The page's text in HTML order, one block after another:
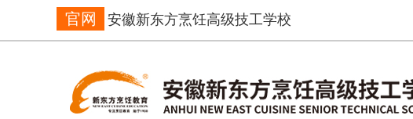
官网 安徽新东方烹饪高级技工学校